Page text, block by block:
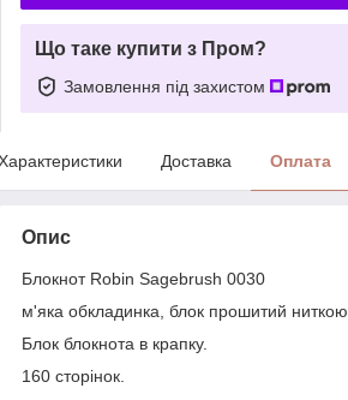
Що таке купити з Пром?
Замовлення під захистом
Доставка Оплата
Опис
Блокнот Robin Sagebrush 0030
м'яка обкладинка, блок прошитий ниткою.
Блок блокнота в крапку.
160 сторінок.